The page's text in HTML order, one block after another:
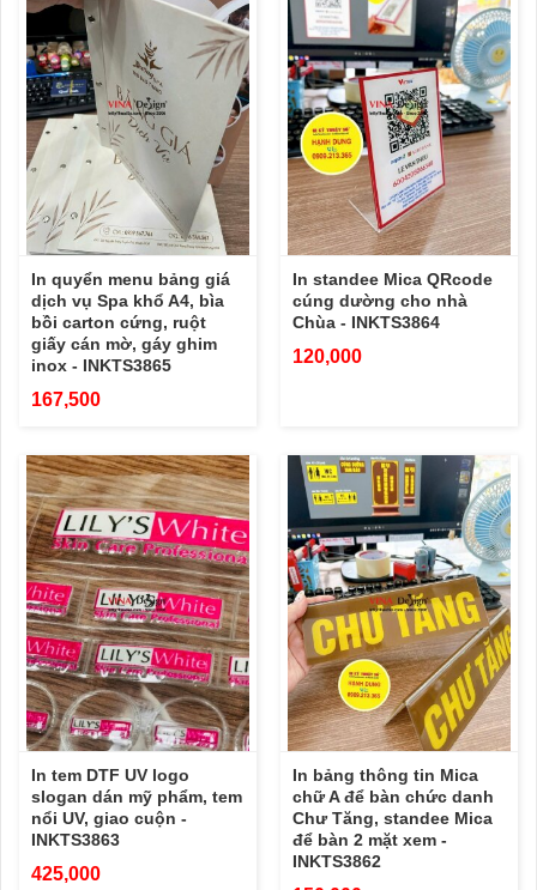
In quyển menu bảng giá
dịch vụ Spa khổ A4, bìa
bồi carton cứng, ruột
giấy cán mờ, gáy ghim
inox - INKTS3865
167,500
In standee Mica QRcode
cúng dường cho nhà
Chùa - INKTS3864
120,000
In tem DTF UV logo
slogan dán mỹ phẩm, tem
nổi UV, giao cuộn -
INKTS3863
425,000
In bảng thông tin Mica
chữ A để bàn chức danh
Chư Tăng, standee Mica
để bàn 2 mặt xem -
INKTS3862